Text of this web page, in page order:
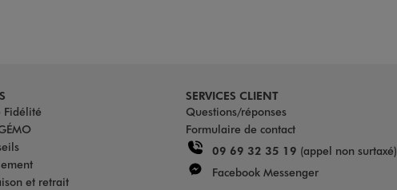
Fidélité
et retrait
SERVICES CLIENT
Questions/réponses
Formulaire de contact
09 69 32 35 19 (appel non surtaxé)
Facebook Messenger